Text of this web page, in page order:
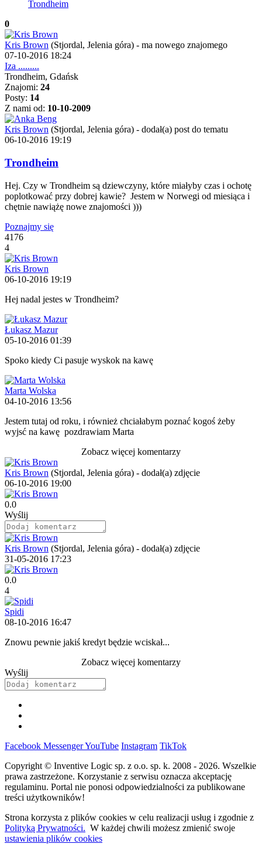
Trondheim
0
Kris Brown (Stjordal, Jelenia góra) - ma nowego znajomego
07-10-2016 18:24
Iza .........
Trondheim, Gdańsk
Znajomi: 24
Posty: 14
Z nami od: 10-10-2009
Kris Brown (Stjordal, Jelenia góra) - dodał(a) post do tematu
06-10-2016 19:19
Trondheim
Hej. Czy w Trondheim są dziewczyny, które miałyby czas i ochotę
poplotkować przy dobrej kawie? Jestem w Norwegi od miesiąca i
chętnie nawiążę nowe znajomości )))
Poznajmy się
4176
4
Kris Brown
06-10-2016 19:19
Hej nadal jestes w Trondheim?
Łukasz Mazur
05-10-2016 01:39
Spoko kiedy Ci pasuje wyskok na kawę
Marta Wolska
04-10-2016 13:56
Jestem tutaj od roku, i również chciałabym poznać kogoś żeby
wyjsć na kawę pozdrawiam Marta
Zobacz więcej komentarzy
Kris Brown (Stjordal, Jelenia góra) - dodał(a) zdjęcie
06-10-2016 19:00
0.0
Wyślij
Kris Brown (Stjordal, Jelenia góra) - dodał(a) zdjęcie
31-05-2016 17:23
0.0
4
Spidi
08-10-2016 16:47
Znowu pewnie jakiś kredyt będzie wciskał...
Zobacz więcej komentarzy
Wyślij
Facebook MessengerYouTube Instagram TikTok
Copyright © Inventive Logic sp. z o.o. sp. k. 2008 - 2026. Wszelkie
prawa zastrzeżone. Korzystanie z serwisu oznacza akceptację
regulaminu. Portal nie ponosi odpowiedzialności za publikowane
treści użytkowników!
Strona korzysta z plików cookies w celu realizacji usług i zgodnie z
Polityką Prywatności. W każdej chwili możesz zmienić swoje
ustawienia plików cookies